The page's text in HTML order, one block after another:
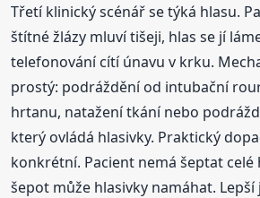
Třetí klinický scénář se týká hlasu.
štítné žlázy mluví tišeji, hlas se jí
telefonování cítí únavu v krku.
prostý: podráždění od intubační
hrtanu, natažení tkání nebo
který ovládá hlasivky. Praktický
konkrétní. Pacient nemá šeptat
šepot může hlasivky namáhat.